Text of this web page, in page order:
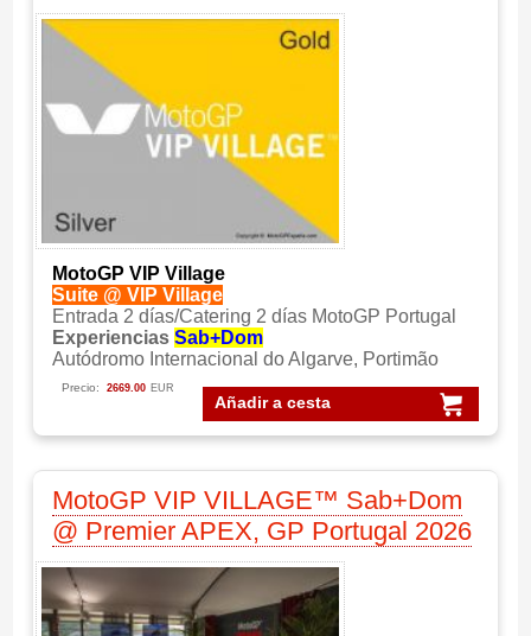
MotoGP VIP Village
Suite @ VIP Village
Entrada 2 días/Catering 2 días MotoGP Portugal
Experiencias Sab+Dom
Autódromo Internacional do Algarve, Portimão
Añadir a cesta
Precio: 2669.00 EUR
MotoGP VIP VILLAGE™ Sab+Dom
@ Premier APEX, GP Portugal 2026